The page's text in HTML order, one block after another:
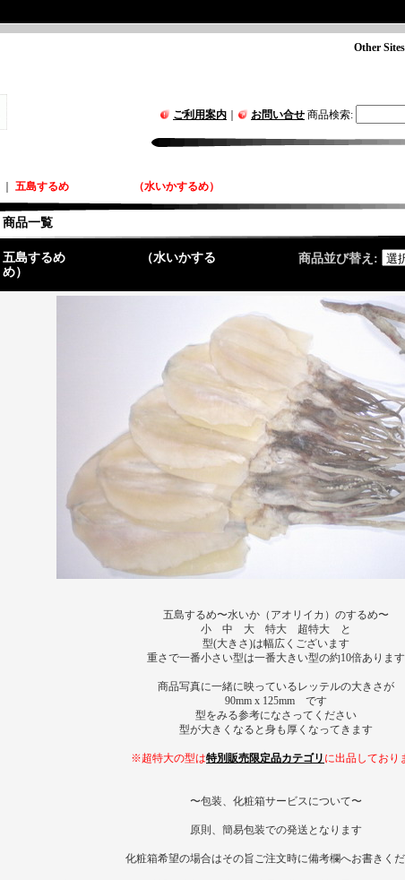
Other
ご利用案内 お問い合せ 商品検索:
五島するめ （水いかするめ）
商品一覧
五島するめ （水いかする
め）
商品並び替え :
五島するめ〜水いか（アオリイカ）のするめ〜
小 中 大 特大 超特大 と
型(大きさ)は幅広くございます
重さで一番小さい型は一番大きい型の約10倍あります
商品写真に一緒に映っているレッテルの大きさが
90mm x 125mm です
型をみる参考になさってください
型が大きくなると身も厚くなってきます
※超特大の型は特別販売限定品カテゴリ に出品しており
〜包装、化粧箱サービスについて〜
原則、簡易包装での発送となります
化粧箱希望の場合はその旨ご注文時に備考欄へお書きく